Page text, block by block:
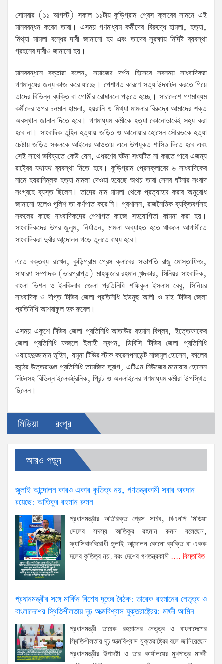
সোমবার (১১ আগস্ট) সকাল ১১টায় কুড়িগ্রাম প্রেস ক্লাবের সামনে এই
মানববন্ধন করেন তারা। এসময় গণমাধ্যম কর্মীদের বিরুদ্ধে হামলা, হত্যা,
মিথ্যা মামলা বন্ধের দাবী জানানো হয় এবং তাদের সুরক্ষায় নির্দিষ্ট ব্যবস্থা
গ্রহনের দাবীও জানানো হয়।
মানববন্ধনে বক্তারা বলেন, সমাজের দর্পন হিসেবে সবসময় সাংবাদিকরা
গণমানুষের জন্য কাজ করে যাচ্ছে। পেশাগত কারণে সত্য উদঘাটন করতে গিয়ে
তাদের বিভিন্ন ব্যক্তি বা গোষ্ঠীর রোষানলে পড়তে হচ্ছে। সারাদেশে গণমাধ্যম
কর্মীদের ওপর চলমান হামলা, হয়রানি ও মিথ্যা মামলার বিরুদ্ধে আমাদের শক্ত
অবস্থান জানান দিতে হবে। গণমাধ্যম কর্মীকে হত্যা কোনোভাবেই সহ্য করা
হবে না। সাংবাদিক তুহিন হত্যায় জড়িত ও আনোয়ার হোসেন সৌরভকে হত্যা
চেষ্টায় জড়িত সকলকে আইনের আওতায় এনে উপযুক্ত শাস্তি দিতে হবে এবং
সেই সাথে ভবিষ্যতে কেউ যেন, এধরণের ঘটনা সংঘটিত না করতে পারে এজন্য
রাষ্ট্রের যথাযথ ব্যবস্থা নিতে হবে। কুড়িগ্রাম প্রেসক্লাবের ৬ সাংবাদিকের
নামে হয়রানিমূলক হত্যা মামলা দেওয়া হয়েছে অথচ তারা সেসব ঘটনার সংবাদ
সংগ্রহে ব্যস্ত ছিলেন। তাদের নাম মামলা থেকে প্রত্যাহার করার অনুরোধ
জানানো হলেও পুলিশ তা কর্ণপাত করে নি। প্রশাসন, রাজনৈতিক ব্যক্তিবর্গসহ
সকলের কাছে সাংবাদিকদের পেশাগত কাজে সহযোগিতা কামনা করা হয়।
সাংবাদিকদের উপর জুলুম, নির্যাতন, মামলা অব্যাহত হতে থাকলে আগামীতে
সাংবাদিকরা দুর্বার আন্দোলন গড়ে তুলতে বাধ্য হবে।
এতে বক্তব্য রাখেন, কুড়িগ্রাম প্রেস ক্লাবের সভাপতি রাজু মোস্তাফিজ,
সাধারণ সম্পাদক (ভারপ্রাপ্ত) মাহফুজার রহমান খন্দকার, সিনিয়র সাংবাদিক,
বাংলা ভিশন ও ইনকিলাব জেলা প্রতিনিধি শফিকুল ইসলাম বেবু, সিনিয়র
সাংবাদিক ও দীপ্ত টিভির জেলা প্রতিনিধি ইউনুছ আলী ও মাই টিভির জেলা
প্রতিনিধি আশরাফুল হক রুবেল।
এসময় একুশে টিভির জেলা প্রতিনিধি আতাউর রহমান বিপ্লব, ইত্তেফাকের
জেলা প্রতিনিধি ফজলে ইলাহী স্বপন, ডিবিসি টিভির জেলা প্রতিনিধি
ওয়াহেদুজ্জামান তুহিন, যমুনা টিভির স্টাফ করেসপনডেন্ট নাজমুল হোসেন, কালের
কন্ঠের উত্তরাঞ্চল প্রতিনিধি তামজিদ তুরাগ, এটিএন নিউজের মনোয়ার হোসেন
লিটনসহ বিভিন্ন ইলেকট্রনিক, প্রিন্ট ও অনলাইনের গণমাধ্যম কর্মীরা উপস্থিত
ছিলেন।
মিডিয়া রংপুর
আরও পড়ুন
জুলাই আন্দোলন কারও একার কৃতিত্ব নয়, গণতন্ত্রকামী সবার অবদান
রয়েছে: আতিকুর রহমান রুমন
প্রধানমন্ত্রীর অতিরিক্ত প্রেস সচিব, বিএনপি মিডিয়া
সেলের সদস্য আতিকুর রহমান রুমন বলেছেন,
ফ্যাসিবাদবিরোধী জুলাই আন্দোলন কোনো ব্যক্তি বা একক
দলের কৃতিত্ব নয়; বরং দেশের গণতন্ত্রকামী .... বিস্তারিত
প্রধানমন্ত্রীর সঙ্গে মার্কিন বিশেষ দূতের বৈঠক: তারেক রহমানের নেতৃত্ব ও
বাংলাদেশের স্থিতিশীলতায় দৃঢ় আত্মবিশ্বাস যুক্তরাষ্ট্রের: মাহ্দী আমিন
প্রধানমন্ত্রী তারেক রহমানের নেতৃত্ব ও বাংলাদেশের
স্থিতিশীলতায় দৃঢ় আত্মবিশ্বাস যুক্তরাষ্ট্রের বলে জানিয়েছেন
প্রধানমন্ত্রীর উপদেষ্টা ও তার কার্যালয়ের মুখপাত্র মাহ্দী